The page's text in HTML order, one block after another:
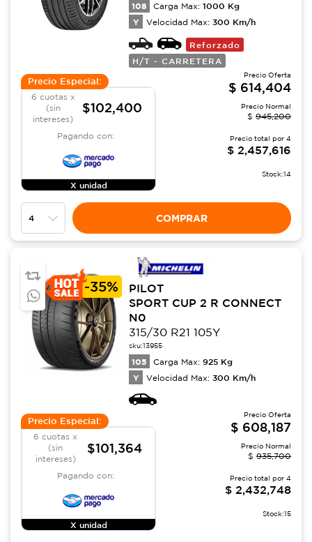
108 Carga Max: 1000 Kg
Y Velocidad Max: 300 Km/h
Reforzado
H/T - CARRETERA
Precio Especial:
6 cuotas x
(sin
intereses)
$102,400
Pagando con:
X unidad
Precio Oferta
$ 614,404
Precio Normal
$ 945,200
Precio total por 4
$ 2,457,616
Stock:14
COMPRAR
-35%
PILOT
SPORT CUP 2 R CONNECT
N0
315/30 R21 105Y
sku:13955
105 Carga Max: 925 Kg
Y Velocidad Max: 300 Km/h
Precio Especial:
6 cuotas x
(sin
intereses)
$101,364
Pagando con:
X unidad
Precio Oferta
$ 608,187
Precio Normal
$ 935,700
Precio total por 4
$ 2,432,748
Stock:15